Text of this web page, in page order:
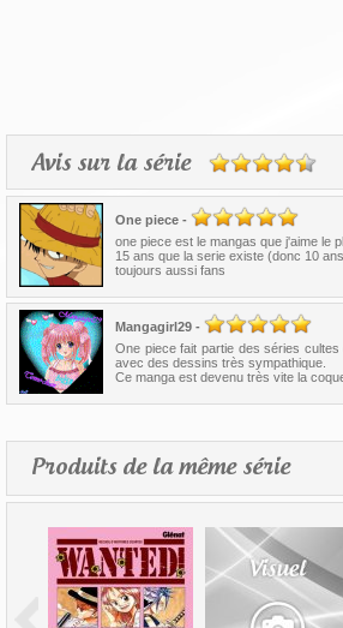
Avis sur la série
One piece -
one piece est le mangas que j'aime le
15 ans que la serie existe (donc 10
toujours aussi fans
Mangagirl29 -
One piece fait partie des séries
avec des dessins très sympathique.
Ce manga est devenu très vite la
Produits de la même série